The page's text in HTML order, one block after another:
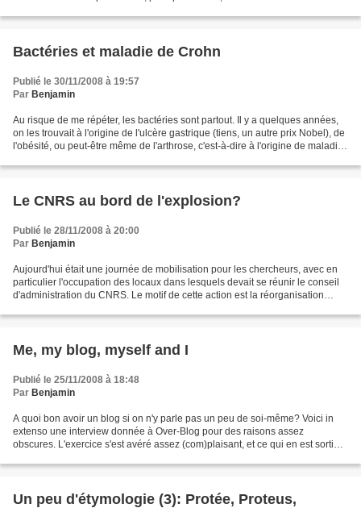
Bactéries et maladie de Crohn
Publié le 30/11/2008 à 19:57
Par Benjamin
Au risque de me répéter, les bactéries sont partout. Il y a quelques années,
on les trouvait à l'origine de l'ulcère gastrique (tiens, un autre prix Nobel), de
l'obésité, ou peut-être même de l'arthrose, c'est-à-dire à l'origine de maladies
Le CNRS au bord de l'explosion?
Publié le 28/11/2008 à 20:00
Par Benjamin
Aujourd'hui était une journée de mobilisation pour les chercheurs, avec en
particulier l'occupation des locaux dans lesquels devait se réunir le conseil
d'administration du CNRS. Le motif de cette action est la réorganisation
Me, my blog, myself and I
Publié le 25/11/2008 à 18:48
Par Benjamin
A quoi bon avoir un blog si on n'y parle pas un peu de soi-même? Voici in
extenso une interview donnée à Over-Blog pour des raisons assez
obscures. L'exercice s'est avéré assez (com)plaisant, et ce qui en est sorti
Un peu d'étymologie (3): Protée, Proteus,